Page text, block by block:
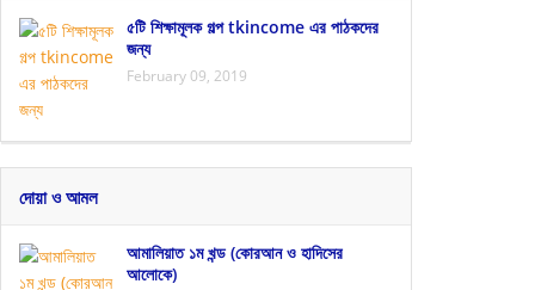
৫টি শিক্ষামূলক গল্প tkincome এর পাঠকদের
জন্য
February 09, 2019
দোয়া ও আমল
আমালিয়াত ১ম খন্ড (কোরআন ও হাদিসের
আলোকে)